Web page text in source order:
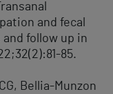
and fecal
follow up in
85.
Bellia-Munzon